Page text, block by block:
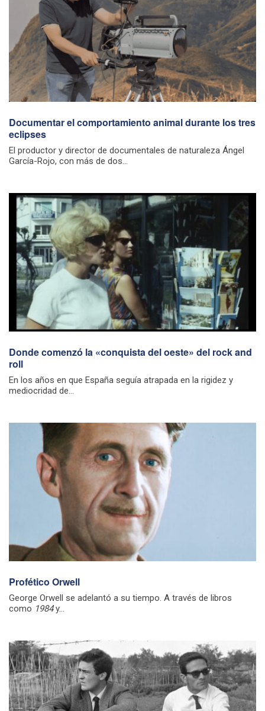
Documentar el comportamiento animal durante los tres
eclipses
El productor y director de documentales de naturaleza Ángel
García-Rojo, con más de dos...
Donde comenzó la «conquista del oeste» del rock and
roll
En los años en que España seguía atrapada en la rigidez y
mediocridad de...
Profético Orwell
George Orwell se adelantó a su tiempo. A través de libros
como 1984y...